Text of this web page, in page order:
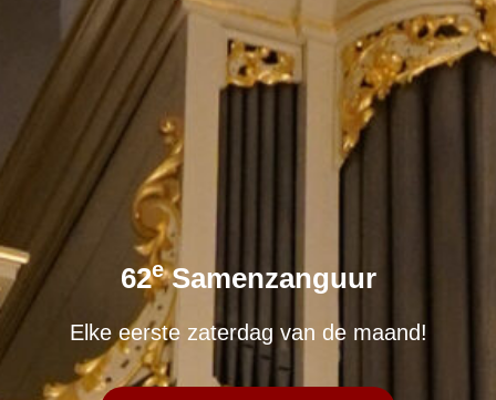
62ESamenzanguur
Elke eerste zaterdag van de maand!